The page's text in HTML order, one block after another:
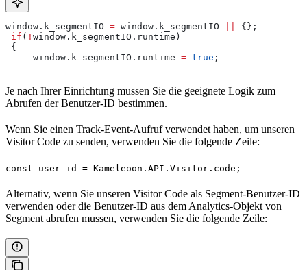
window . k_segmentIO = window . k_segmentIO
{};
if ( ! window . k_segmentIO . runtime )
{
     window
. k_segmentIO . runtime = true ;
Je nach Ihrer Einrichtung mussen Sie die geeignete Logik zum
Abrufen der Benutzer-ID bestimmen.
Wenn Sie einen Track-Event-Aufruf verwendet haben, um unseren
Visitor Code zu senden, verwenden Sie die folgende Zeile:
const user_id = Kameleoon.API.Visitor.code;
Alternativ, wenn Sie unseren Visitor Code als Segment-Benutzer-ID
verwenden oder die Benutzer-ID aus dem Analytics-Objekt von
Segment abrufen mussen, verwenden Sie die folgende Zeile: